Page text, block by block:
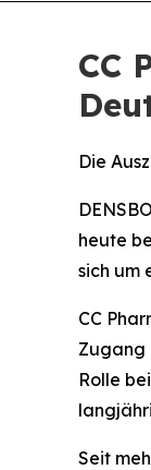
CC
Die
heute
sich um
CC
Zugang
Rolle
Seit